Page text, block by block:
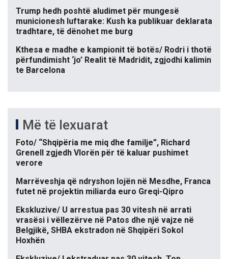
Trump hedh poshtë aludimet për mungesë
municionesh luftarake: Kush ka publikuar deklarata
tradhtare, të dënohet me burg
Kthesa e madhe e kampionit të botës/ Rodri i thotë
përfundimisht ‘jo’ Realit të Madridit, zgjodhi kalimin
te Barcelona
Më të lexuarat
Foto/ “Shqipëria me miq dhe familje”, Richard
Grenell zgjedh Vlorën për të kaluar pushimet
verore
Marrëveshja që ndryshon lojën në Mesdhe, Franca
futet në projektin miliarda euro Greqi-Qipro
Ekskluzive/ U arrestua pas 30 vitesh në arrati
vrasësi i vëllezërve në Patos dhe një vajze në
Belgjikë, SHBA ekstradon në Shqipëri Sokol
Hoxhën